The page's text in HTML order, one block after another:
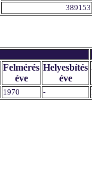
389153
Felmérés
éve
Helyesbítés
éve
1970 -